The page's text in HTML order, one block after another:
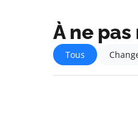
À ne
Tous